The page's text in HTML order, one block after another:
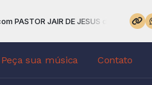
JAIR DE JESUS das 11:00 às 12:00
Peça sua música Contato